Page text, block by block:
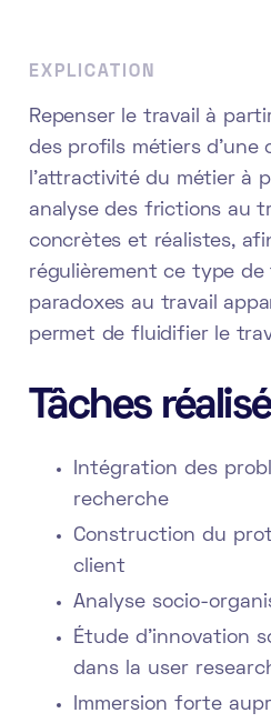
EXPLICATION
Repenser le travail à
des profils métiers d'une
l'attractivité du métier à
analyse des frictions au
concrètes et réalistes,
régulièrement ce type
paradoxes au travail
permet de fluidifier le
Tâches
Intégration des
recherche
Construction du
client
Analyse socio-
Étude d'innovation
dans la user
Immersion forte